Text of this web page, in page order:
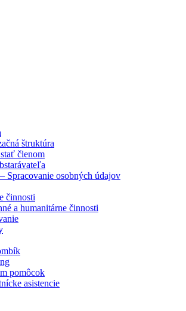
štruktúra
členom
Spracovanie osobných údajov
činnosti
a humanitárne činnosti
pomôcok
asistencie